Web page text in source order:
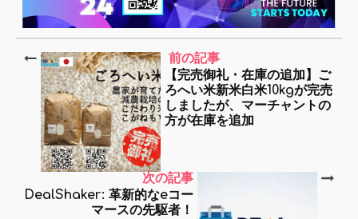
前の記事
【完売御礼・在庫の追加】ご
ろへい米新米白米10kgが完売
しましたが、マーチャントの
方が在庫を追加
次の記事
DealShaker: 革新的なeコー
マースの先駆者！